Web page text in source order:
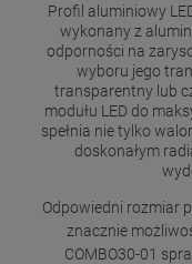
Profil aluminiowy
wykonany z
odporności na
wyboru jego
transparentny lub
modułu LED do
spełnia nie tylko
doskonałym
Odpowiedni rozmiar
znacznie
COMBO30-01